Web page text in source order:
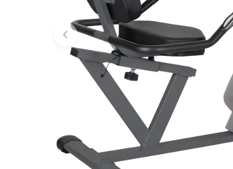
Apri supporto 0 in modalità modale